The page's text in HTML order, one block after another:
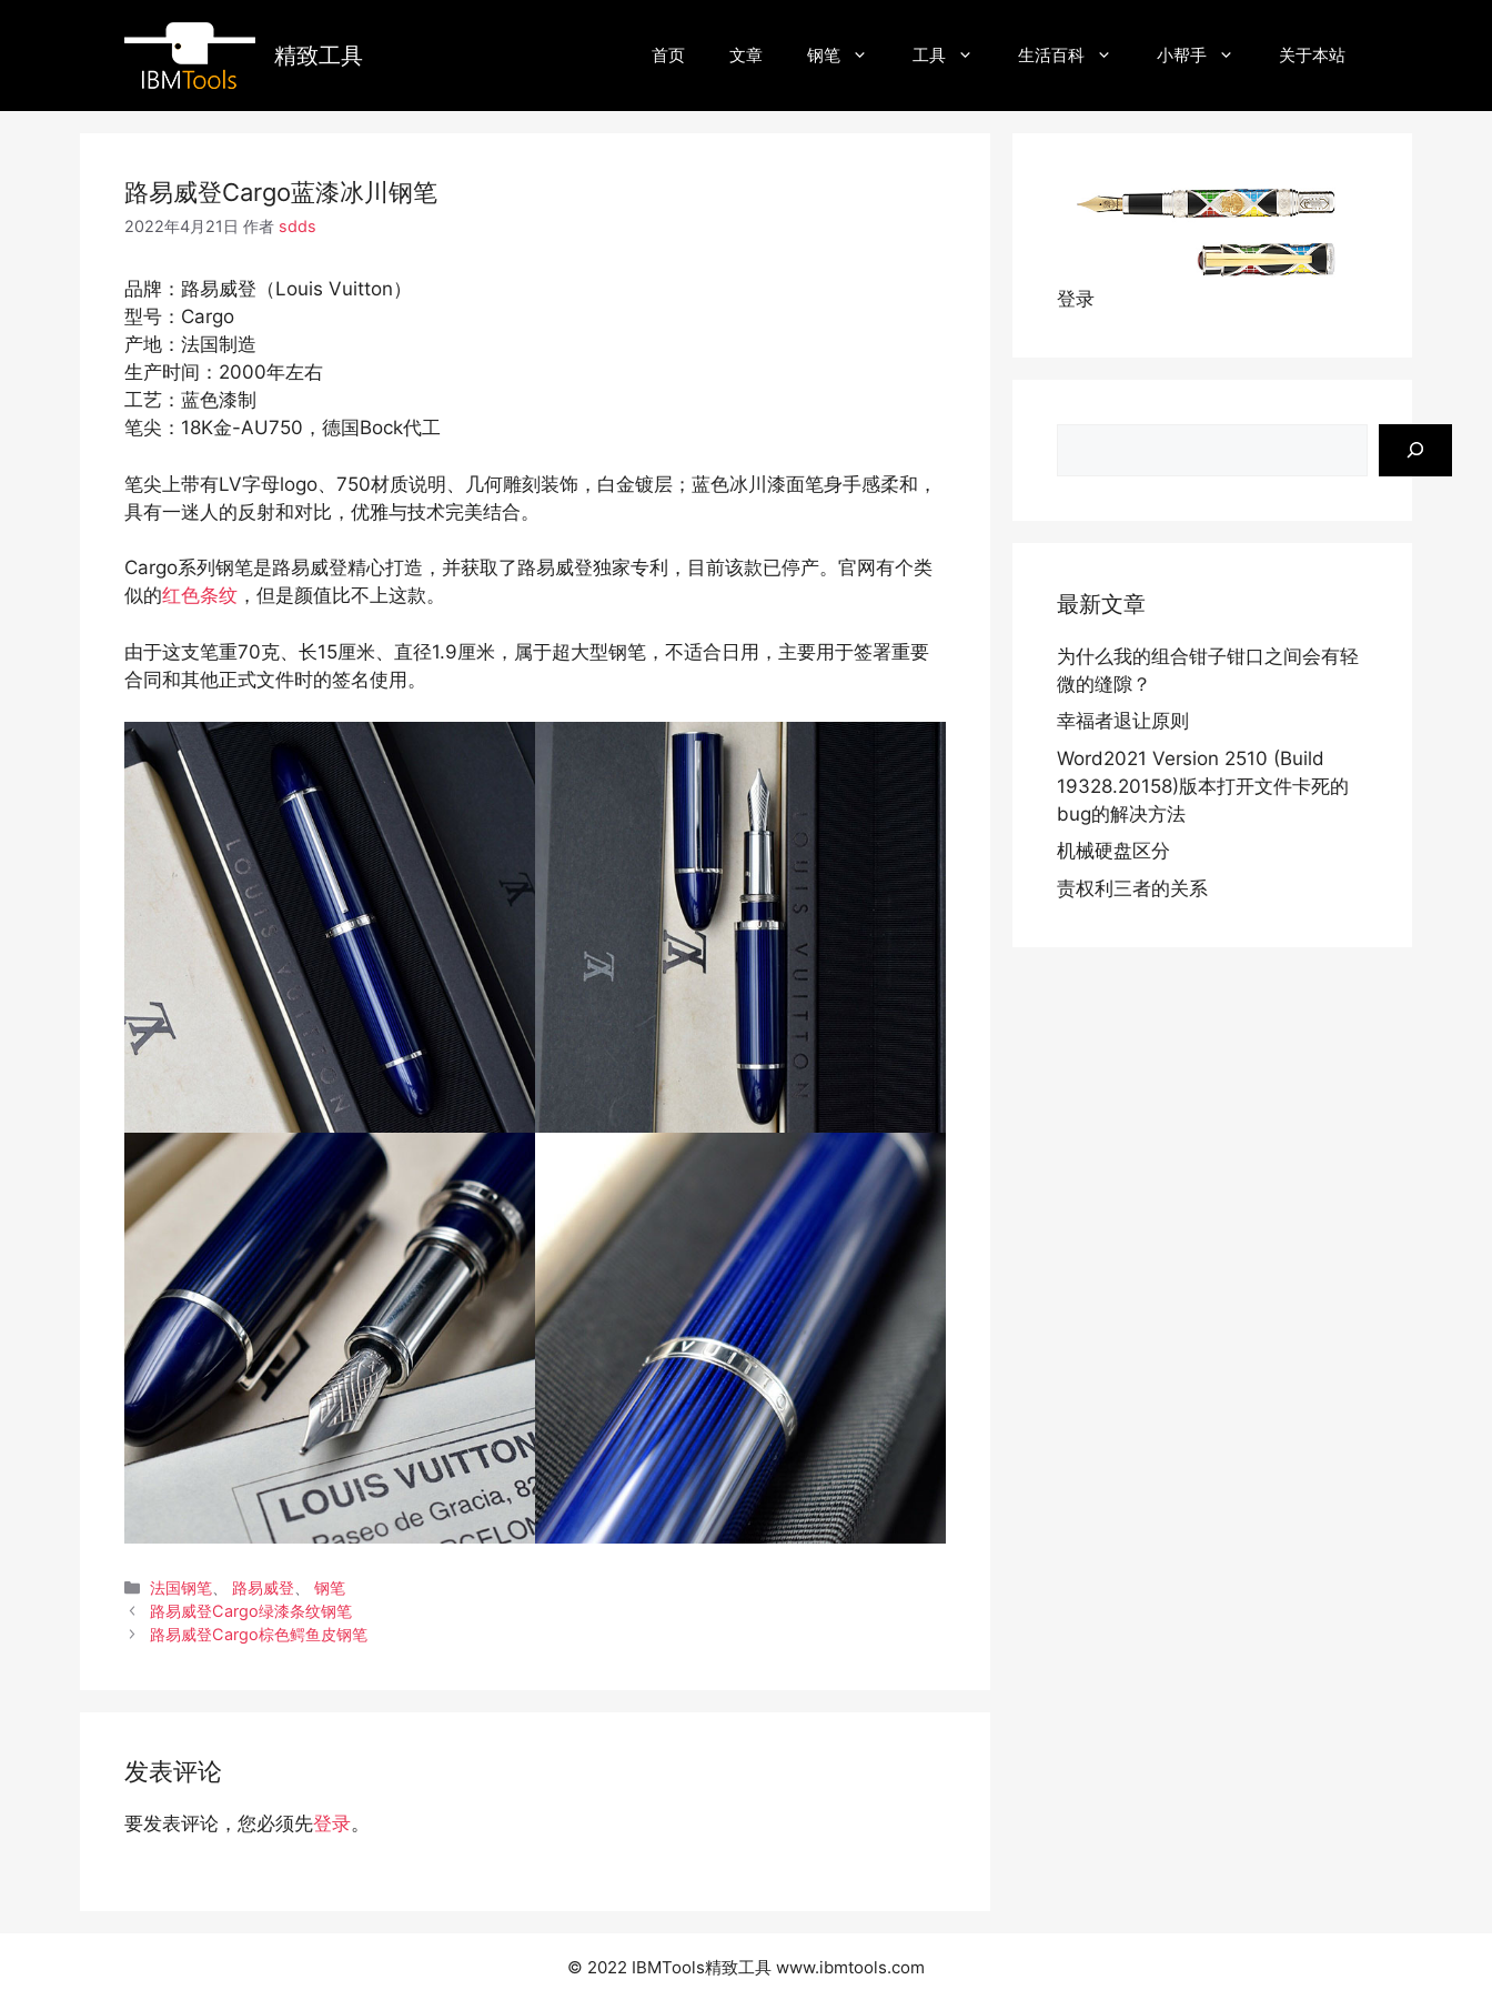
精致工具 首页 文章 钢笔 工具 生活百科 小帮手 关于本站
路易威登Cargo蓝漆冰川钢笔
2022年4月21日 作者 sdds
品牌：路易威登（Louis Vuitton）
型号：Cargo
产地：法国制造
生产时间：2000年左右
工艺：蓝色漆制
笔尖：18K金-AU750，德国Bock代工
笔尖上带有LV字母logo、750材质说明、几何雕刻装饰，白金镀层；蓝色冰川漆面笔身手感柔和，
具有一迷人的反射和对比，优雅与技术完美结合。
Cargo系列钢笔是路易威登精心打造，并获取了路易威登独家专利，目前该款已停产。官网有个类
似的红色条纹 ，但是颜值比不上这款。
由于这支笔重70克、长15厘米、直径1.9厘米，属于超大型钢笔，不适合日用，主要用于签署重要
合同和其他正式文件时的签名使用。
分
类
法国钢笔 路易威登 、钢笔
文
章
路易威登Cargo绿漆条纹钢笔
路易威登Cargo棕色鳄鱼皮钢笔
发表评论
要发表评论，您必须先登录。
登录
最新文章
为什么我的组合钳子钳口之间会有轻
微的缝隙？
幸福者退让原则
Word2021 Version 2510 (Build
19328.20158)版本打开文件卡死的
bug的解决方法
机械硬盘区分
责权利三者的关系
© 2022 IBMTools精致工具 www.ibmtools.com